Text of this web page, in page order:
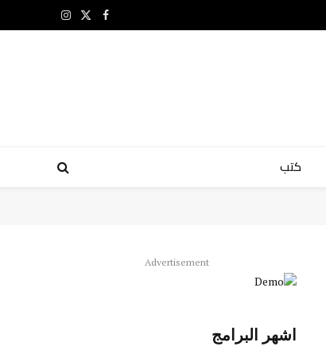
فيسبوك
X
الانستغرام
كتب
Advertisement
اشهر البرامج